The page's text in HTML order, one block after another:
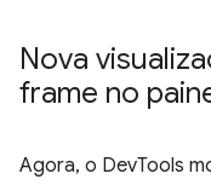
Nova
frame no
Agora, o DevTools